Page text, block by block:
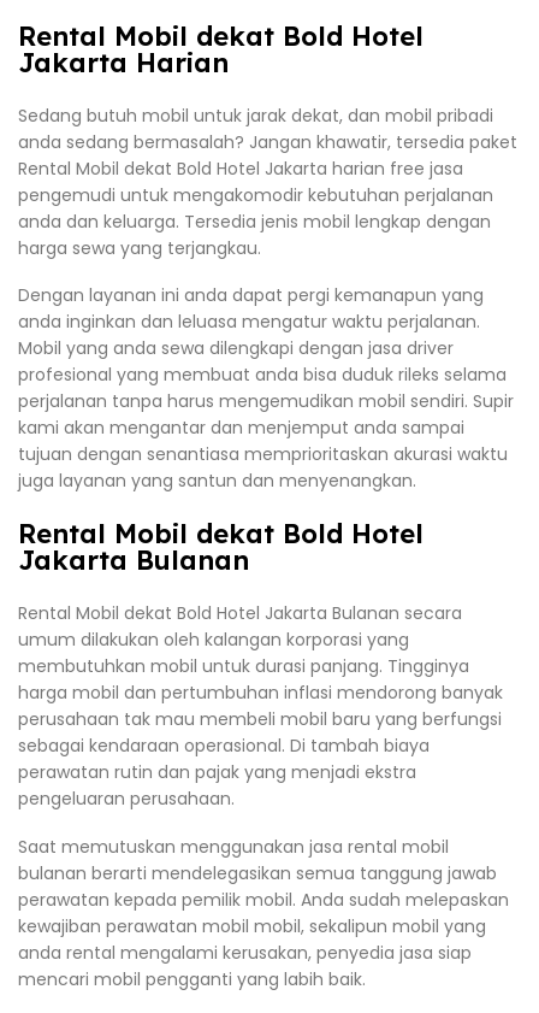
Rental Mobil dekat Bold Hotel
Jakarta Harian
Sedang butuh mobil untuk jarak dekat, dan mobil pribadi
anda sedang bermasalah? Jangan khawatir, tersedia paket
Rental Mobil dekat Bold Hotel Jakarta harian free jasa
pengemudi untuk mengakomodir kebutuhan perjalanan
anda dan keluarga. Tersedia jenis mobil lengkap dengan
harga sewa yang terjangkau.
Dengan layanan ini anda dapat pergi kemanapun yang
anda inginkan dan leluasa mengatur waktu perjalanan.
Mobil yang anda sewa dilengkapi dengan jasa driver
profesional yang membuat anda bisa duduk rileks selama
perjalanan tanpa harus mengemudikan mobil sendiri. Supir
kami akan mengantar dan menjemput anda sampai
tujuan dengan senantiasa memprioritaskan akurasi waktu
juga layanan yang santun dan menyenangkan.
Rental Mobil dekat Bold Hotel
Jakarta Bulanan
Rental Mobil dekat Bold Hotel Jakarta Bulanan secara
umum dilakukan oleh kalangan korporasi yang
membutuhkan mobil untuk durasi panjang. Tingginya
harga mobil dan pertumbuhan inflasi mendorong banyak
perusahaan tak mau membeli mobil baru yang berfungsi
sebagai kendaraan operasional. Di tambah biaya
perawatan rutin dan pajak yang menjadi ekstra
pengeluaran perusahaan.
Saat memutuskan menggunakan jasa rental mobil
bulanan berarti mendelegasikan semua tanggung jawab
perawatan kepada pemilik mobil. Anda sudah melepaskan
kewajiban perawatan mobil mobil, sekalipun mobil yang
anda rental mengalami kerusakan, penyedia jasa siap
mencari mobil pengganti yang labih baik.